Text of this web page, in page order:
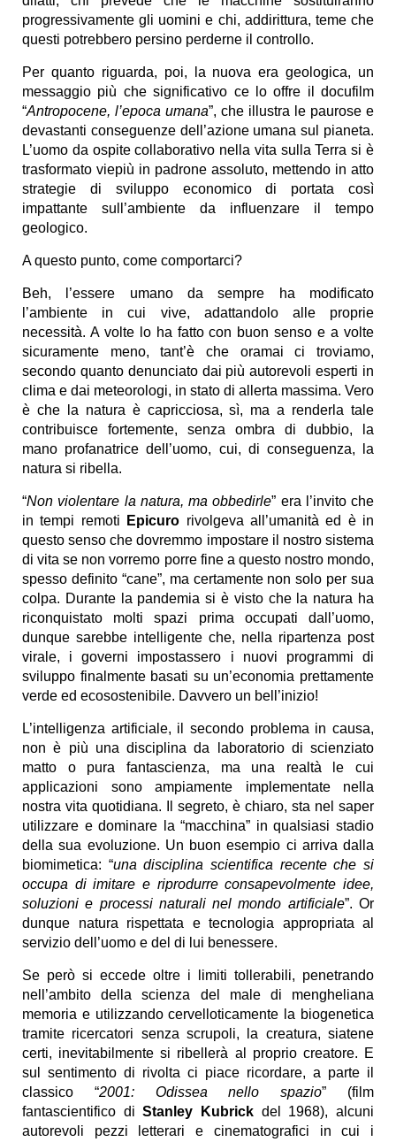
progressivamente gli uomini e chi, addirittura, teme che
questi potrebbero persino perderne il controllo.
Per quanto riguarda, poi, la nuova era geologica, un
messaggio più che significativo ce lo offre il docufilm
“Antropocene, l’epoca umana”, che illustra le paurose e
devastanti conseguenze dell’azione umana sul pianeta.
L’uomo da ospite collaborativo nella vita sulla Terra si è
trasformato viepiù in padrone assoluto, mettendo in atto
strategie di sviluppo economico di portata così
impattante sull’ambiente da influenzare il tempo
geologico.
A questo punto, come comportarci?
Beh, l’essere umano da sempre ha modificato
l’ambiente in cui vive, adattandolo alle proprie
necessità. A volte lo ha fatto con buon senso e a volte
sicuramente meno, tant’è che oramai ci troviamo,
secondo quanto denunciato dai più autorevoli esperti in
clima e dai meteorologi, in stato di allerta massima. Vero
è che la natura è capricciosa, sì, ma a renderla tale
contribuisce fortemente, senza ombra di dubbio, la
mano profanatrice dell’uomo, cui, di conseguenza, la
natura si ribella.
“Non violentare la natura, ma obbedirle” era l’invito che
in tempi remoti
Epicuro rivolgeva all’umanità ed è in
questo senso che dovremmo impostare il nostro sistema
di vita se non vorremo porre fine a questo nostro mondo,
spesso definito “cane”, ma certamente non solo per sua
colpa. Durante la pandemia si è visto che la natura ha
riconquistato molti spazi prima occupati dall’uomo,
dunque sarebbe intelligente che, nella ripartenza post
virale, i governi impostassero i nuovi programmi di
sviluppo finalmente basati su un’economia prettamente
verde ed ecosostenibile. Davvero un bell’inizio!
L’intelligenza artificiale, il secondo problema in causa,
non è più una disciplina da laboratorio di scienziato
matto o pura fantascienza, ma una realtà le cui
applicazioni sono ampiamente implementate nella
nostra vita quotidiana. Il segreto, è chiaro, sta nel saper
utilizzare e dominare la “macchina” in qualsiasi stadio
della sua evoluzione. Un buon esempio ci arriva dalla
biomimetica: “una disciplina scientifica recente che si
occupa di imitare e riprodurre consapevolmente idee,
soluzioni e processi naturali nel mondo artificiale”. Or
dunque natura rispettata e tecnologia appropriata al
servizio dell’uomo e del di lui benessere.
Se però si eccede oltre i limiti tollerabili, penetrando
nell’ambito della scienza del male di mengheliana
memoria e utilizzando cervelloticamente la biogenetica
tramite ricercatori senza scrupoli, la creatura, siatene
certi, inevitabilmente si ribellerà al proprio creatore. E
sul sentimento di rivolta ci piace ricordare, a parte il
classico “2001: Odissea nello spazio” (film
fantascientifico diStanley Kubrick del 1968), alcuni
autorevoli pezzi letterari e cinematografici in cui i